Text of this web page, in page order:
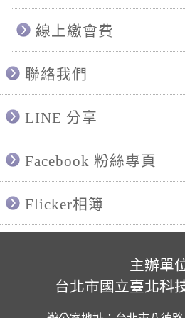
線上繳會費
聯絡我們
LINE 分享
Facebook 粉絲專頁
Flicker相簿
主辦單
台北市國立臺北科